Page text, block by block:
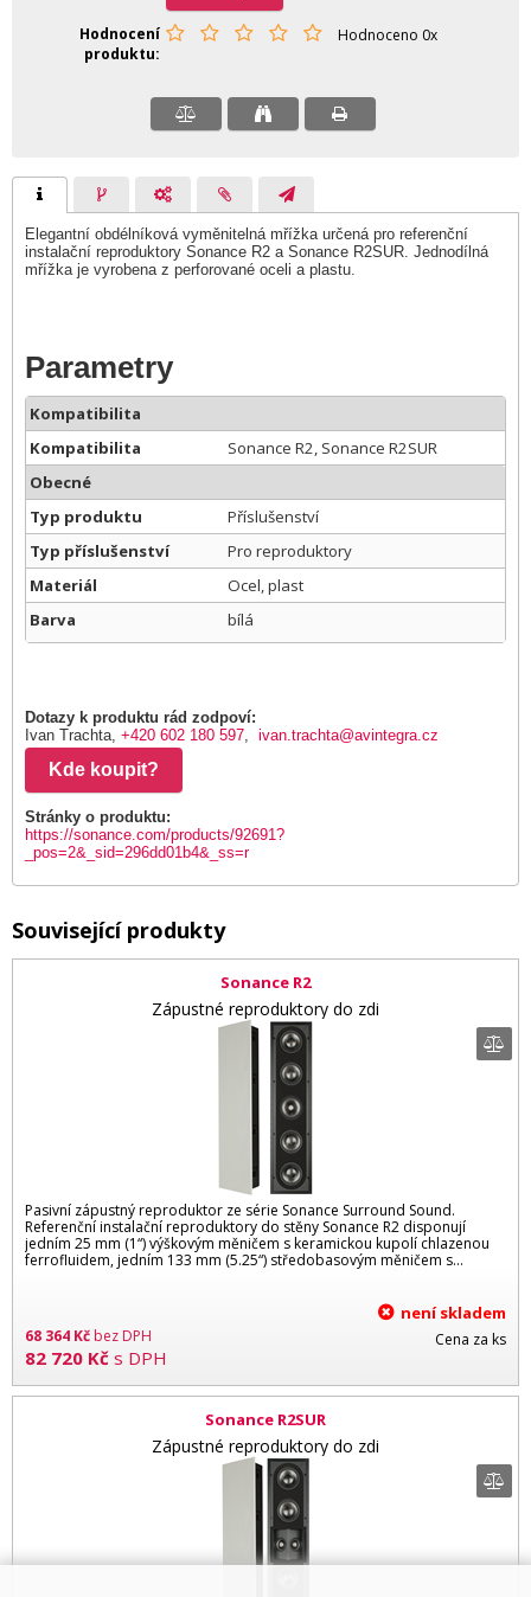
Hodnocení
produktu
Hodnoceno 0x
Elegantní obdélníková vyměnitelná mřížka určená pro referenční
instalační reproduktory Sonance R2 a Sonance R2SUR. Jednodílná
mřížka je vyrobena z perforované oceli a plastu.
Parametry
Kompatibilita
Kompatibilita
Sonance R2, Sonance R2SUR
Obecné
Typ produktu
Příslušenství
Typ příslušenství
Pro reproduktory
Materiál
Ocel, plast
Barva
bílá
Dotazy k produktu rád zodpoví:
Ivan Trachta, +420 602 180 597, ivan.trachta@avintegra.cz
Kde koupit?
Stránky o produktu:
https://sonance.com/products/92691?
_pos=2&_sid=296dd01b4&_ss=r
Související produkty
Sonance R2
Zápustné reproduktory do zdi
Pasivní zápustný reproduktor ze série Sonance Surround Sound.
Referenční instalační reproduktory do stěny Sonance R2 disponují
jedním 25 mm (1“) výškovým měničem s keramickou kupolí chlazenou
ferrofluidem, jedním 133 mm (5.25“) středobasovým měničem s…
68 364 Kčbez DPH
82 720 Kč s DPH
není skladem
Cena za ks
Sonance R2SUR
Zápustné reproduktory do zdi